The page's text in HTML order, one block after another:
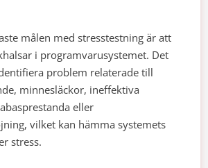
målen med stresstestning är att
i programvarusystemet. Det
problem relaterade till
minnesläckor, ineffektiva
eller
vilket kan hämma systemets
stress.